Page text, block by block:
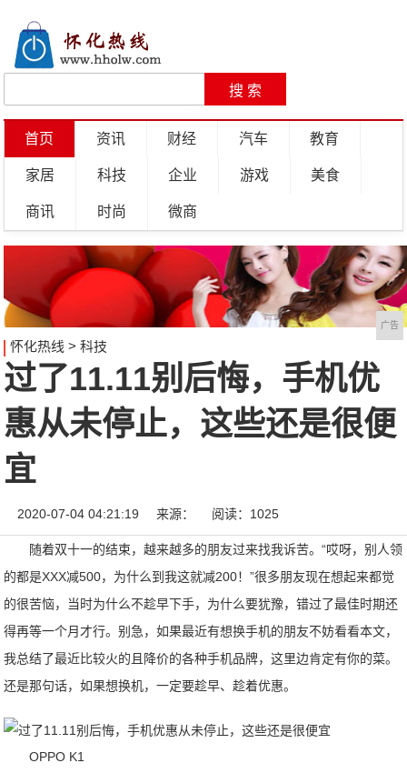
首页 资讯 财经 汽车 教育
家居 科技 企业 游戏 美食
商讯 时尚 微商
广告
怀化热线 > 科技
过了11.11别后悔，手机优
惠从未停止，这些还是很便
宜
2020-07-04 04:21:19 来源： 阅读：1025
随着双十一的结束，越来越多的朋友过来找我诉苦。“哎呀，别人领
的都是XXX减500，为什么到我这就减200！”很多朋友现在想起来都觉
的很苦恼，当时为什么不趁早下手，为什么要犹豫，错过了最佳时期还
得再等一个月才行。别急，如果最近有想换手机的朋友不妨看看本文，
我总结了最近比较火的且降价的各种手机品牌，这里边肯定有你的菜。
还是那句话，如果想换机，一定要趁早、趁着优惠。
OPPO K1